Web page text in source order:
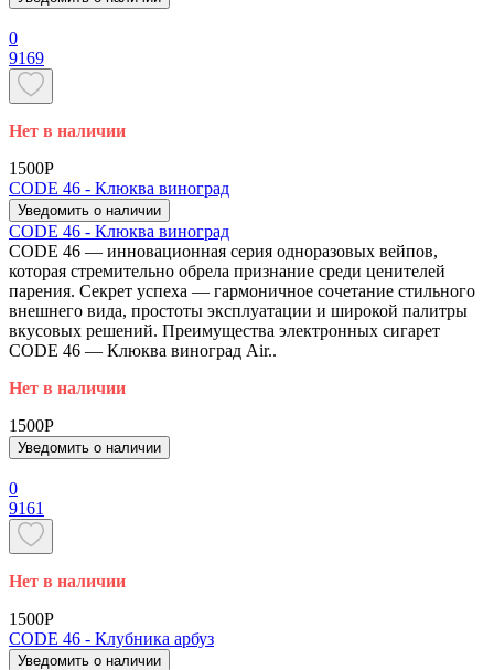
0
9169
Нет в наличии
1500P
CODE 46 - Клюква виноград
Уведомить о наличии
CODE 46 - Клюква виноград
CODE 46 — инновационная серия одноразовых вейпов,
которая стремительно обрела признание среди ценителей
парения. Секрет успеха — гармоничное сочетание стильного
внешнего вида, простоты эксплуатации и широкой палитры
вкусовых решений. Преимущества электронных сигарет
CODE 46 — Клюква виноград Air..
Нет в наличии
1500P
Уведомить о наличии
0
9161
Нет в наличии
1500P
CODE 46 - Клубника арбуз
Уведомить о наличии